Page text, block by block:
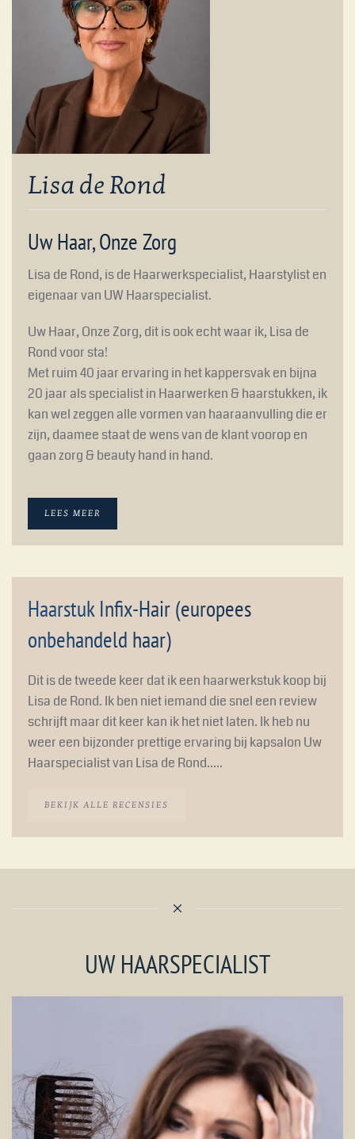
Lisa de Rond
Uw Haar, Onze Zorg
Lisa de Rond, is de Haarwerkspecialist, Haarstylist en
eigenaar van UW Haarspecialist.
Uw Haar, Onze Zorg, dit is ook echt waar ik, Lisa de
Rond voor sta!
Met ruim 40 jaar ervaring in het kappersvak en bijna
20 jaar als specialist in Haarwerken & haarstukken, ik
kan wel zeggen alle vormen van haaraanvulling die er
zijn, daamee staat de wens van de klant voorop en
gaan zorg & beauty hand in hand.
LEES MEER
Haarstuk Infix-Hair (europees
onbehandeld haar)
Dit is de tweede keer dat ik een haarwerkstuk koop bij
Lisa de Rond. Ik ben niet iemand die snel een review
schrijft maar dit keer kan ik het niet laten. Ik heb nu
weer een bijzonder prettige ervaring bij kapsalon Uw
Haarspecialist van Lisa de Rond.....
BEKIJK ALLE RECENSIES
UW HAARSPECIALIST